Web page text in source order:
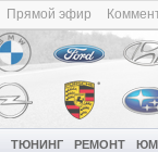
Прямой эфир
ТЮНИНГ РЕМОНТ